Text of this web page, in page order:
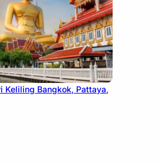
Keliling Bangkok, Pattaya,